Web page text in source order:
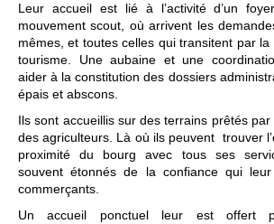
Leur accueil est lié à l’activité d’un
mouvement scout, où arrivent les
mêmes, et toutes celles qui transitent par la
tourisme. Une aubaine et une
aider à la constitution des dossiers
épais et abscons.
Ils sont accueillis sur des terrains prêtés
des agriculteurs. Là où ils peuvent trouver
proximité du bourg avec tous ses
souvent étonnés de la confiance qui
commerçants.
Un accueil ponctuel leur est offert